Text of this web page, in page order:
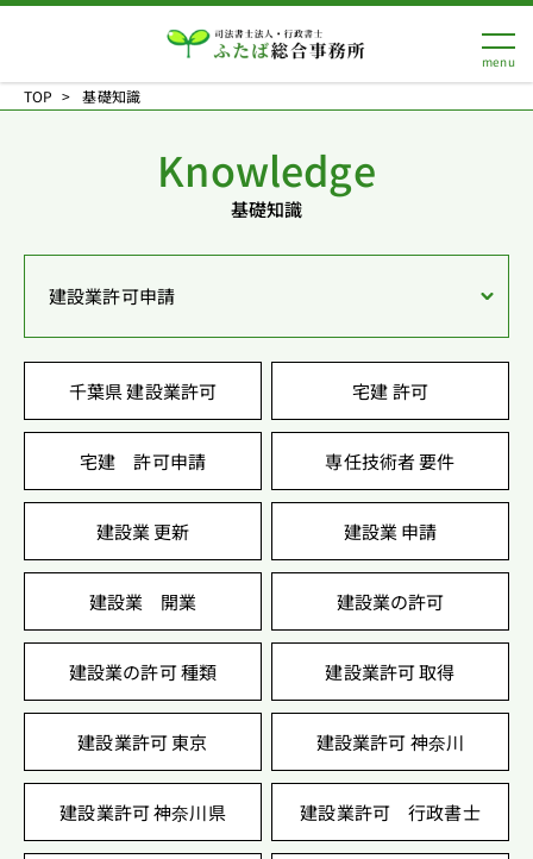
TOP 基礎知識
Knowledge
基礎知識
建設業許可申請
千葉県 建設業許可 宅建 許可
宅建 許可申請 専任技術者 要件
建設業 更新 建設業 申請
建設業 開業 建設業の許可
建設業の許可 種類 建設業許可 取得
建設業許可 東京 建設業許可 神奈川
建設業許可 神奈川県 建設業許可 行政書士